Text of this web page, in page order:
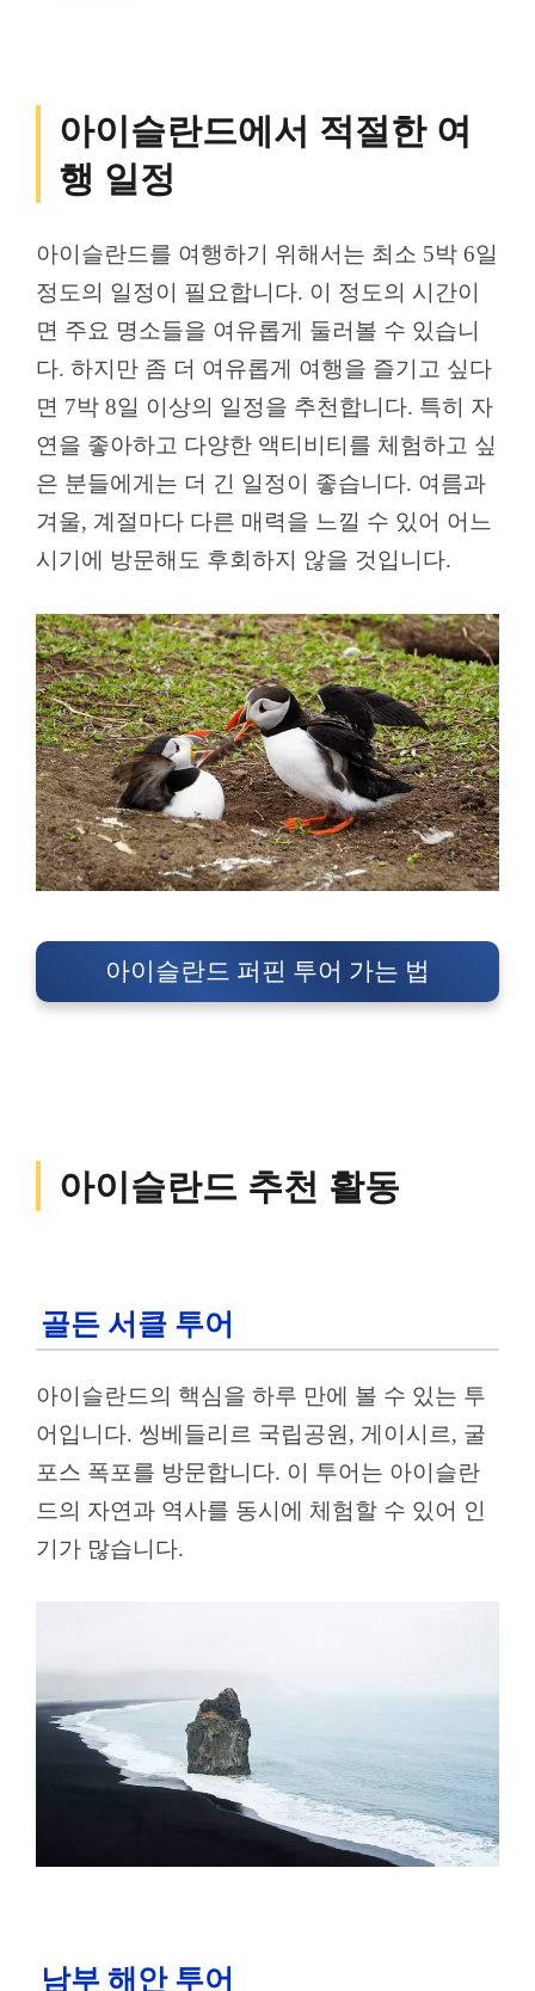
아이슬란드에서 적절한 여
행 일정
아이슬란드를 여행하기 위해서는 최소 5박 6일
정도의 일정이 필요합니다. 이 정도의 시간이
면 주요 명소들을 여유롭게 둘러볼 수 있습니
다. 하지만 좀 더 여유롭게 여행을 즐기고 싶다
면 7박 8일 이상의 일정을 추천합니다. 특히 자
연을 좋아하고 다양한 액티비티를 체험하고 싶
은 분들에게는 더 긴 일정이 좋습니다. 여름과
겨울, 계절마다 다른 매력을 느낄 수 있어 어느
시기에 방문해도 후회하지 않을 것입니다.
아이슬란드 퍼핀 투어 가는 법
아이슬란드 추천 활동
골든 서클 투어
아이슬란드의 핵심을 하루 만에 볼 수 있는 투
어입니다. 씽베들리르 국립공원, 게이시르, 굴
포스 폭포를 방문합니다. 이 투어는 아이슬란
드의 자연과 역사를 동시에 체험할 수 있어 인
기가 많습니다.
남부 해안 투어